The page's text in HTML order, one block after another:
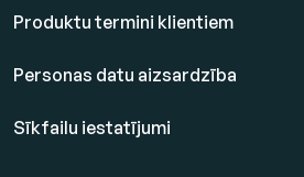
Produktu termini klientiem
Personas datu aizsardzība
Sīkfailu iestatījumi